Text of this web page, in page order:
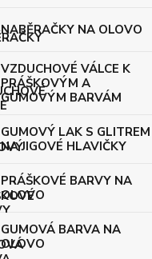
NABĚRAČKY NA OLOVO
VZDUCHOVÉ VÁLCE K
PRÁŠKOVÝM A
GUMOVÝM BARVÁM
GUMOVÝ LAK S GLITREM
NA JIGOVÉ HLAVIČKY
PRÁŠKOVÉ BARVY NA
OLOVO
GUMOVÁ BARVA NA
OLOVO